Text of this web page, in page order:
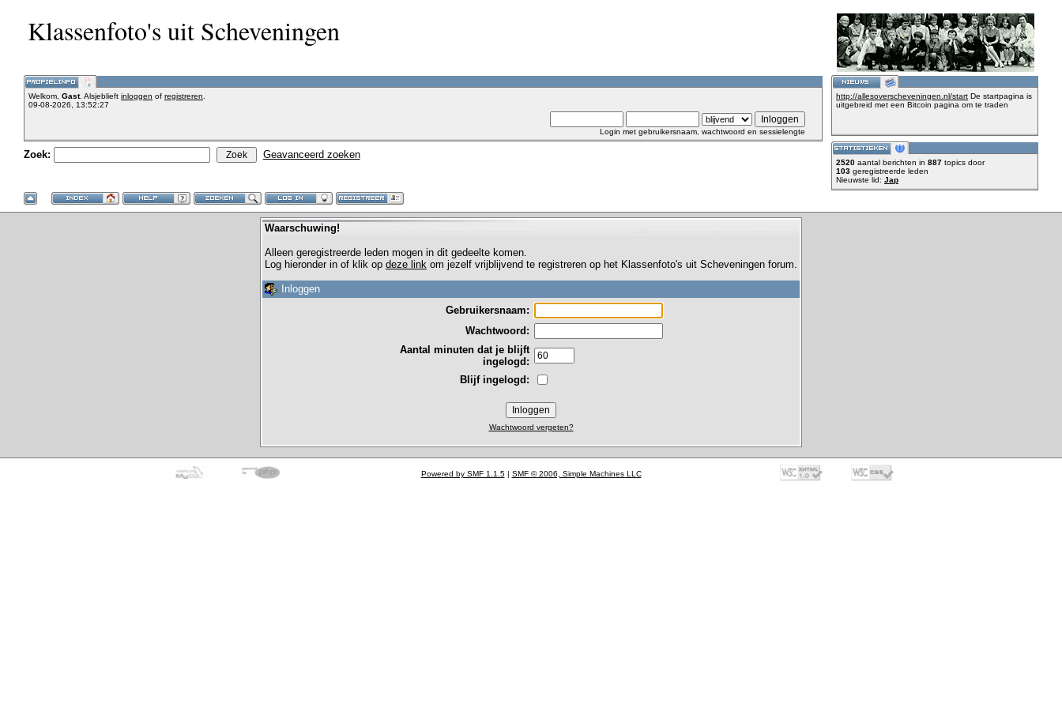
Klassenfoto's uit Scheveningen
Welkom, Gast. Alsjeblieft inloggen of registreren
09-08-2026, 13:52:27
Login met gebruikersnaam, wachtwoord en sessielengte
Zoek: Geavanceerd zoeken
http://allesoverscheveningen.nl/start De startpagina is
uitgebreid met een Bitcoin pagina om te traden
2520 aantal berichten in 887 topics door
103 geregistreerde leden
Nieuwste lid: Jap
Waarschuwing!
Alleen geregistreerde leden mogen in dit gedeelte komen.
Log hieronder in of klik op deze link om jezelf vrijblijvend te registreren op het Klassenfoto's uit Scheveningen forum.
Inloggen
Gebruikersnaam:
Wachtwoord:
Aantal minuten dat je blijft
ingelogd:
Blijf ingelogd:
Wachtwoord vergeten?
Powered by SMF 1.1.5| SMF © 2006, Simple Machines LLC